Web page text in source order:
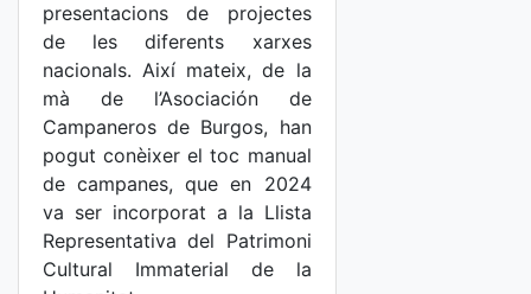
presentacions de projectes
de les diferents xarxes
nacionals. Així mateix, de la
mà de l’Asociación de
Campaneros de Burgos, han
pogut conèixer el toc manual
de campanes, que en 2024
va ser incorporat a la Llista
Representativa del Patrimoni
Cultural Immaterial de la